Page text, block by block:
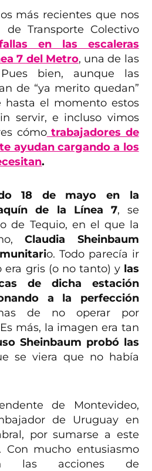
más recientes que nos
Transporte Colectivo
en las escaleras
7 del Metro, una de las
bien, aunque las
de “ya merito quedan”
hasta el momento estos
servir, e incluso vimos
cómotrabajadores de
ayudan cargando a los
.
18 de mayo en la
de la Línea 7, se
de Tequio, en el que la
Claudia Sheinbaum
o. Todo parecía ir
era gris (o no tanto) y las
de dicha estación
a la perfección
de no operar por
más, la imagen era tan
Sheinbaum probó las
se viera que no había
de Montevideo,
de Uruguay en
por sumarse a este
. Con mucho entusiasmo
las acciones de